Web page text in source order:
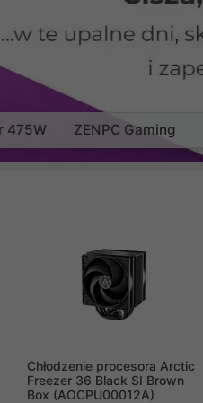
475W ZENPC Gaming
Chłodzenie procesora Arctic
Freezer 36 Black SI Brown
Box (AOCPU00012A)